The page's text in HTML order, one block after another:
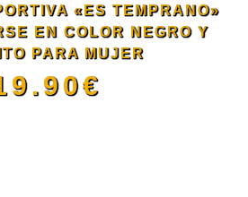
pueden
elegir
«ES TEMPRANO»
EN COLOR NEGRO Y
PARA MUJER
€